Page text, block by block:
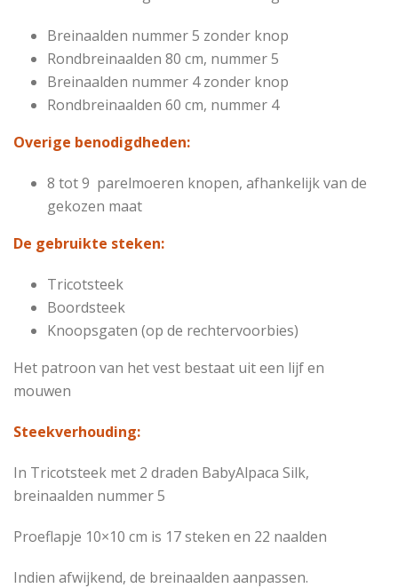
Breinaalden nummer 5 zonder knop
Rondbreinaalden 80 cm, nummer 5
Breinaalden nummer 4 zonder knop
Rondbreinaalden 60 cm, nummer 4
Overige benodigdheden:
8 tot 9 parelmoeren knopen, afhankelijk van de
gekozen maat
De gebruikte steken:
Tricotsteek
Boordsteek
Knoopsgaten (op de rechtervoorbies)
Het patroon van het vest bestaat uit een lijf en
mouwen
Steekverhouding:
In Tricotsteek met 2 draden BabyAlpaca Silk,
breinaalden nummer 5
Proeflapje 10×10 cm is 17 steken en 22 naalden
Indien afwijkend, de breinaalden aanpassen.